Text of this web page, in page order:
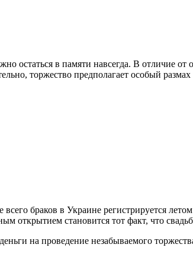
остаться в памяти навсегда. В отличие от
торжество предполагает особый
браков в Украине регистрируется
открытием становится тот факт, что
на проведение незабываемого